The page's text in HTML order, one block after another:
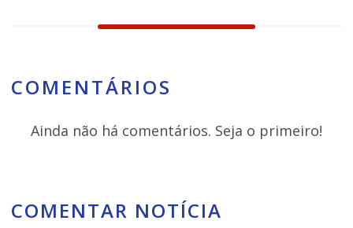
COMENTÁRIOS
Ainda não há comentários. Seja o primeiro!
COMENTAR NOTÍCIA